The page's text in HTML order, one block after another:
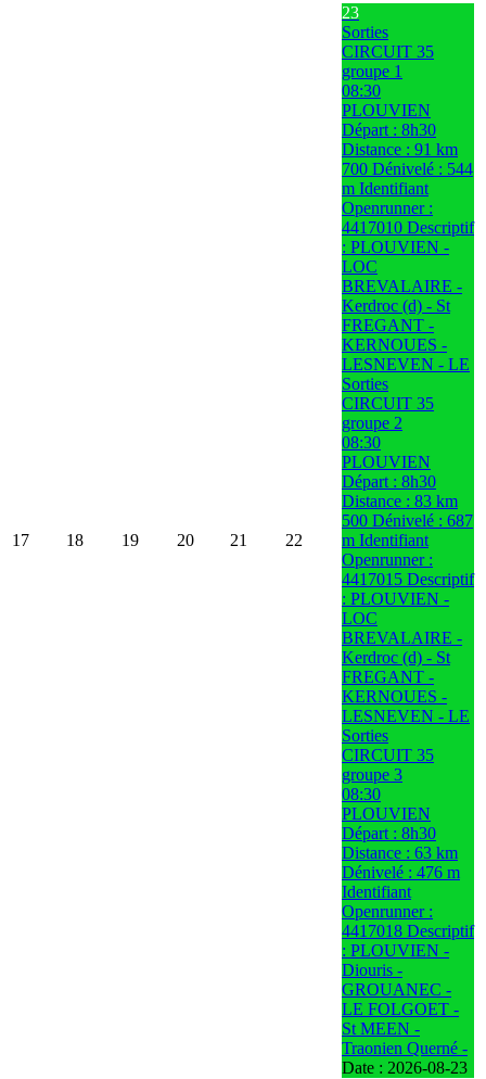
17 18 19 20 21 22
23
Sorties
CIRCUIT 35
groupe 1
08:30
PLOUVIEN
Départ : 8h30
Distance : 91 km
700 Dénivelé : 544
m Identifiant
Openrunner :
4417010 Descriptif
: PLOUVIEN -
LOC
BREVALAIRE -
Kerdroc (d) - St
FREGANT -
KERNOUES -
LESNEVEN - LE
Sorties
CIRCUIT 35
groupe 2
08:30
PLOUVIEN
Départ : 8h30
Distance : 83 km
500 Dénivelé : 687
m Identifiant
Openrunner :
4417015 Descriptif
: PLOUVIEN -
LOC
BREVALAIRE -
Kerdroc (d) - St
FREGANT -
KERNOUES -
LESNEVEN - LE
Sorties
CIRCUIT 35
groupe 3
08:30
PLOUVIEN
Départ : 8h30
Distance : 63 km
Dénivelé : 476 m
Identifiant
Openrunner :
4417018 Descriptif
: PLOUVIEN -
Diouris -
GROUANEC -
LE FOLGOET -
St MEEN -
Traonien Querné -
Date : 2026-08-23